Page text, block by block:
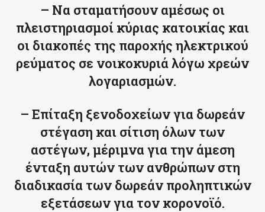
– Να σταματήσουν αμέσως οι
πλειστηριασμοί κύριας κατοικίας και
οι διακοπές της παροχής ηλεκτρικού
ρεύματος σε νοικοκυριά λόγω χρεών
λογαριασμών.
– Επίταξη ξενοδοχείων για δωρεάν
στέγαση και σίτιση όλων των
αστέγων, μέριμνα για την άμεση
ένταξη αυτών των ανθρώπων στη
διαδικασία των δωρεάν προληπτικών
εξετάσεων για τον κορονοϊό.